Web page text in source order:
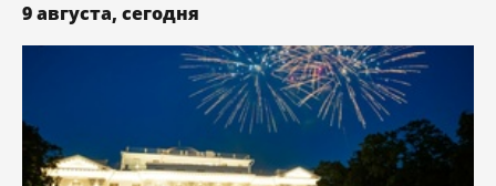
9 августа, сегодня